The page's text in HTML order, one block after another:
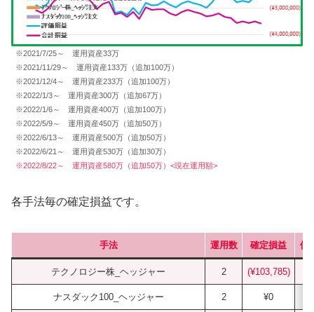
※2021/7/25～ 運用資産33万
※2021/11/29～ 運用資産133万（追加100万）
※2021/12/4～ 運用資産233万（追加100万）
※2022/1/3～ 運用資産300万（追加67万）
※2022/1/6～ 運用資産400万（追加100万）
※2022/5/9～ 運用資産450万（追加50万）
※2022/6/13～ 運用資産500万（追加50万）
※2022/6/21～ 運用資産530万（追加30万）
※2022/8/22～ 運用資産580万（追加50万）<現在運用額>
各手法毎の確定損益です。
手法 運用数 確定損益 保
テクノロジー株_ヘッジャー 2 (¥103,785)
ナスダック100_ヘッジャー 2 ¥0